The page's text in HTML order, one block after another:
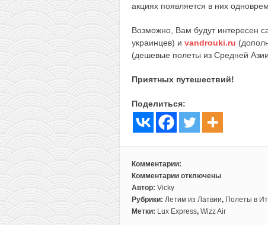
акциях появляется в них
Возможно, Вам будут интересен
украинцев) и vandrouki.ru
(дешевые полеты из Средней
Приятных путешествий!
Поделиться:
Комментарии:
Комментарии
к
записи
Туда
отключены
Автор: Vicky
Рубрики: Летим из Латвии, Полеты в
Метки: Lux Express, Wizz Air